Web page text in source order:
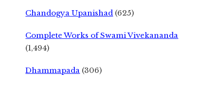
Chandogya Upanishad (625)
Complete Works of Swami Vivekananda
(1,494)
Dhammapada (306)